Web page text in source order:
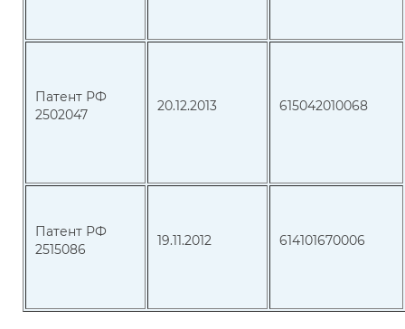
Патент РФ
2502047
20.12.2013 615042010068
Патент РФ
2515086
19.11.2012 614101670006